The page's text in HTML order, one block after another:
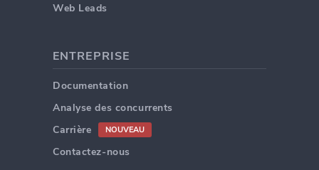
Web Leads
ENTREPRISE
Documentation
Analyse des concurrents
Carrière
NOUVEAU
Contactez-nous